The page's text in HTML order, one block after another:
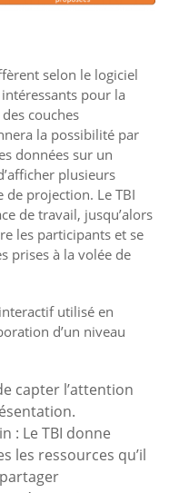
selon le logiciel
pour la
couches
la possibilité par
données sur un
plusieurs
de projection. Le TBI
de travail, jusqu’alors
les participants et se
prises à la volée de
utilisé en
d’un niveau
capter l’attention
: Le TBI donne
les ressources qu’il